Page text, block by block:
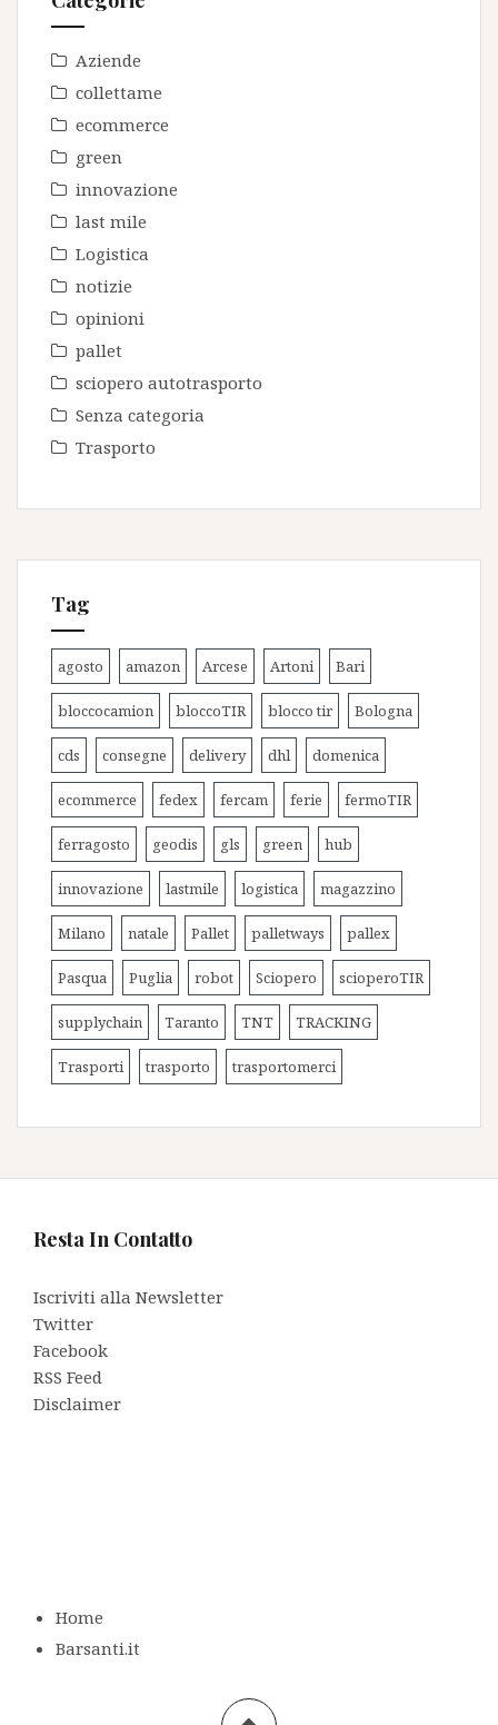
Aziende
collettame
ecommerce
green
innovazione
last mile
Logistica
notizie
opinioni
pallet
sciopero autotrasporto
Senza categoria
Trasporto
Tag
agosto amazon Arcese Artoni Bari
bloccocamion bloccoTIR blocco tir Bologna
cds consegne delivery dhl domenica
ecommerce fedex fercam ferie fermoTIR
ferragosto geodis gls green hub
innovazione lastmile logistica magazzino
Milano natale Pallet palletways pallex
Pasqua Puglia robot Sciopero scioperoTIR
supplychain Taranto TNT TRACKING
Trasporti trasporto trasportomerci
Resta In Contatto
Iscriviti alla Newsletter
Twitter
Facebook
RSS Feed
Disclaimer
Home
Barsanti.it